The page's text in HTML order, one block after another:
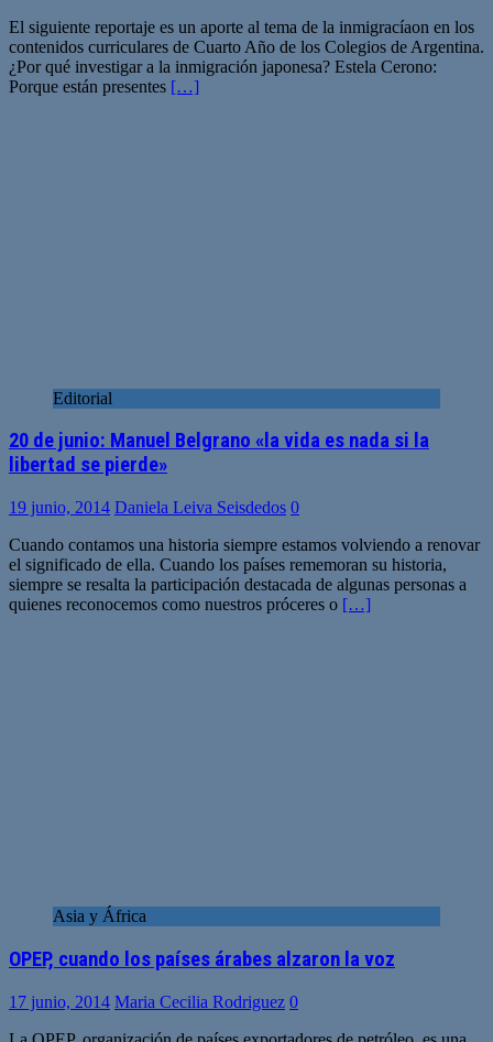
El siguiente reportaje es un aporte al tema de la inmigracíaon en los
contenidos curriculares de Cuarto Año de los Colegios de Argentina.
¿Por qué investigar a la inmigración japonesa? Estela Cerono:
Porque están presentes […]
Editorial
20 de junio: Manuel Belgrano «la vida es nada si la
libertad se pierde»
19 junio, 2014 Daniela Leiva Seisdedos 0
Cuando contamos una historia siempre estamos volviendo a renovar
el significado de ella. Cuando los países rememoran su historia,
siempre se resalta la participación destacada de algunas personas a
quienes reconocemos como nuestros próceres o […]
Asia y África
OPEP, cuando los países árabes alzaron la voz
17 junio, 2014 Maria Cecilia Rodriguez 0